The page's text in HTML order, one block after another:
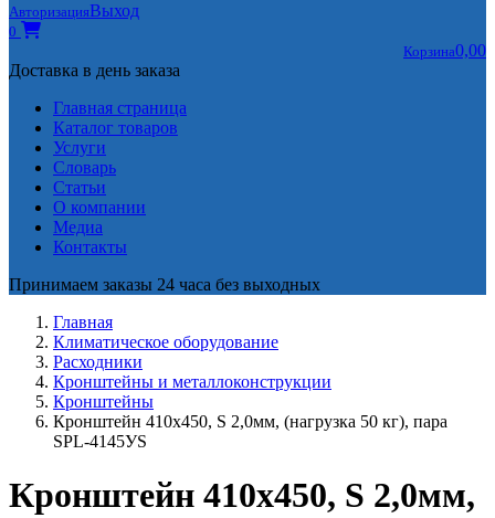
АвторизацияВыход
0
Корзина0,00
Доставка в день заказа
Главная страница
Каталог товаров
Услуги
Словарь
Статьи
О компании
Медиа
Контакты
Принимаем заказы 24 часа без выходных
Главная
Климатическое оборудование
Расходники
Кронштейны и металлоконструкции
Кронштейны
Кронштейн 410х450, S 2,0мм, (нагрузка 50 кг), пара
SPL-4145УS
Кронштейн 410х450, S 2,0мм,